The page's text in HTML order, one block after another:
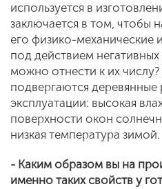
используется в
заключается в том, чтобы
его физико-механические
под действием
можно отнести к их
подвергаются
эксплуатации: высокая
поверхности окон
низкая температура зимой.
- Каким образом вы на
именно таких свойств у